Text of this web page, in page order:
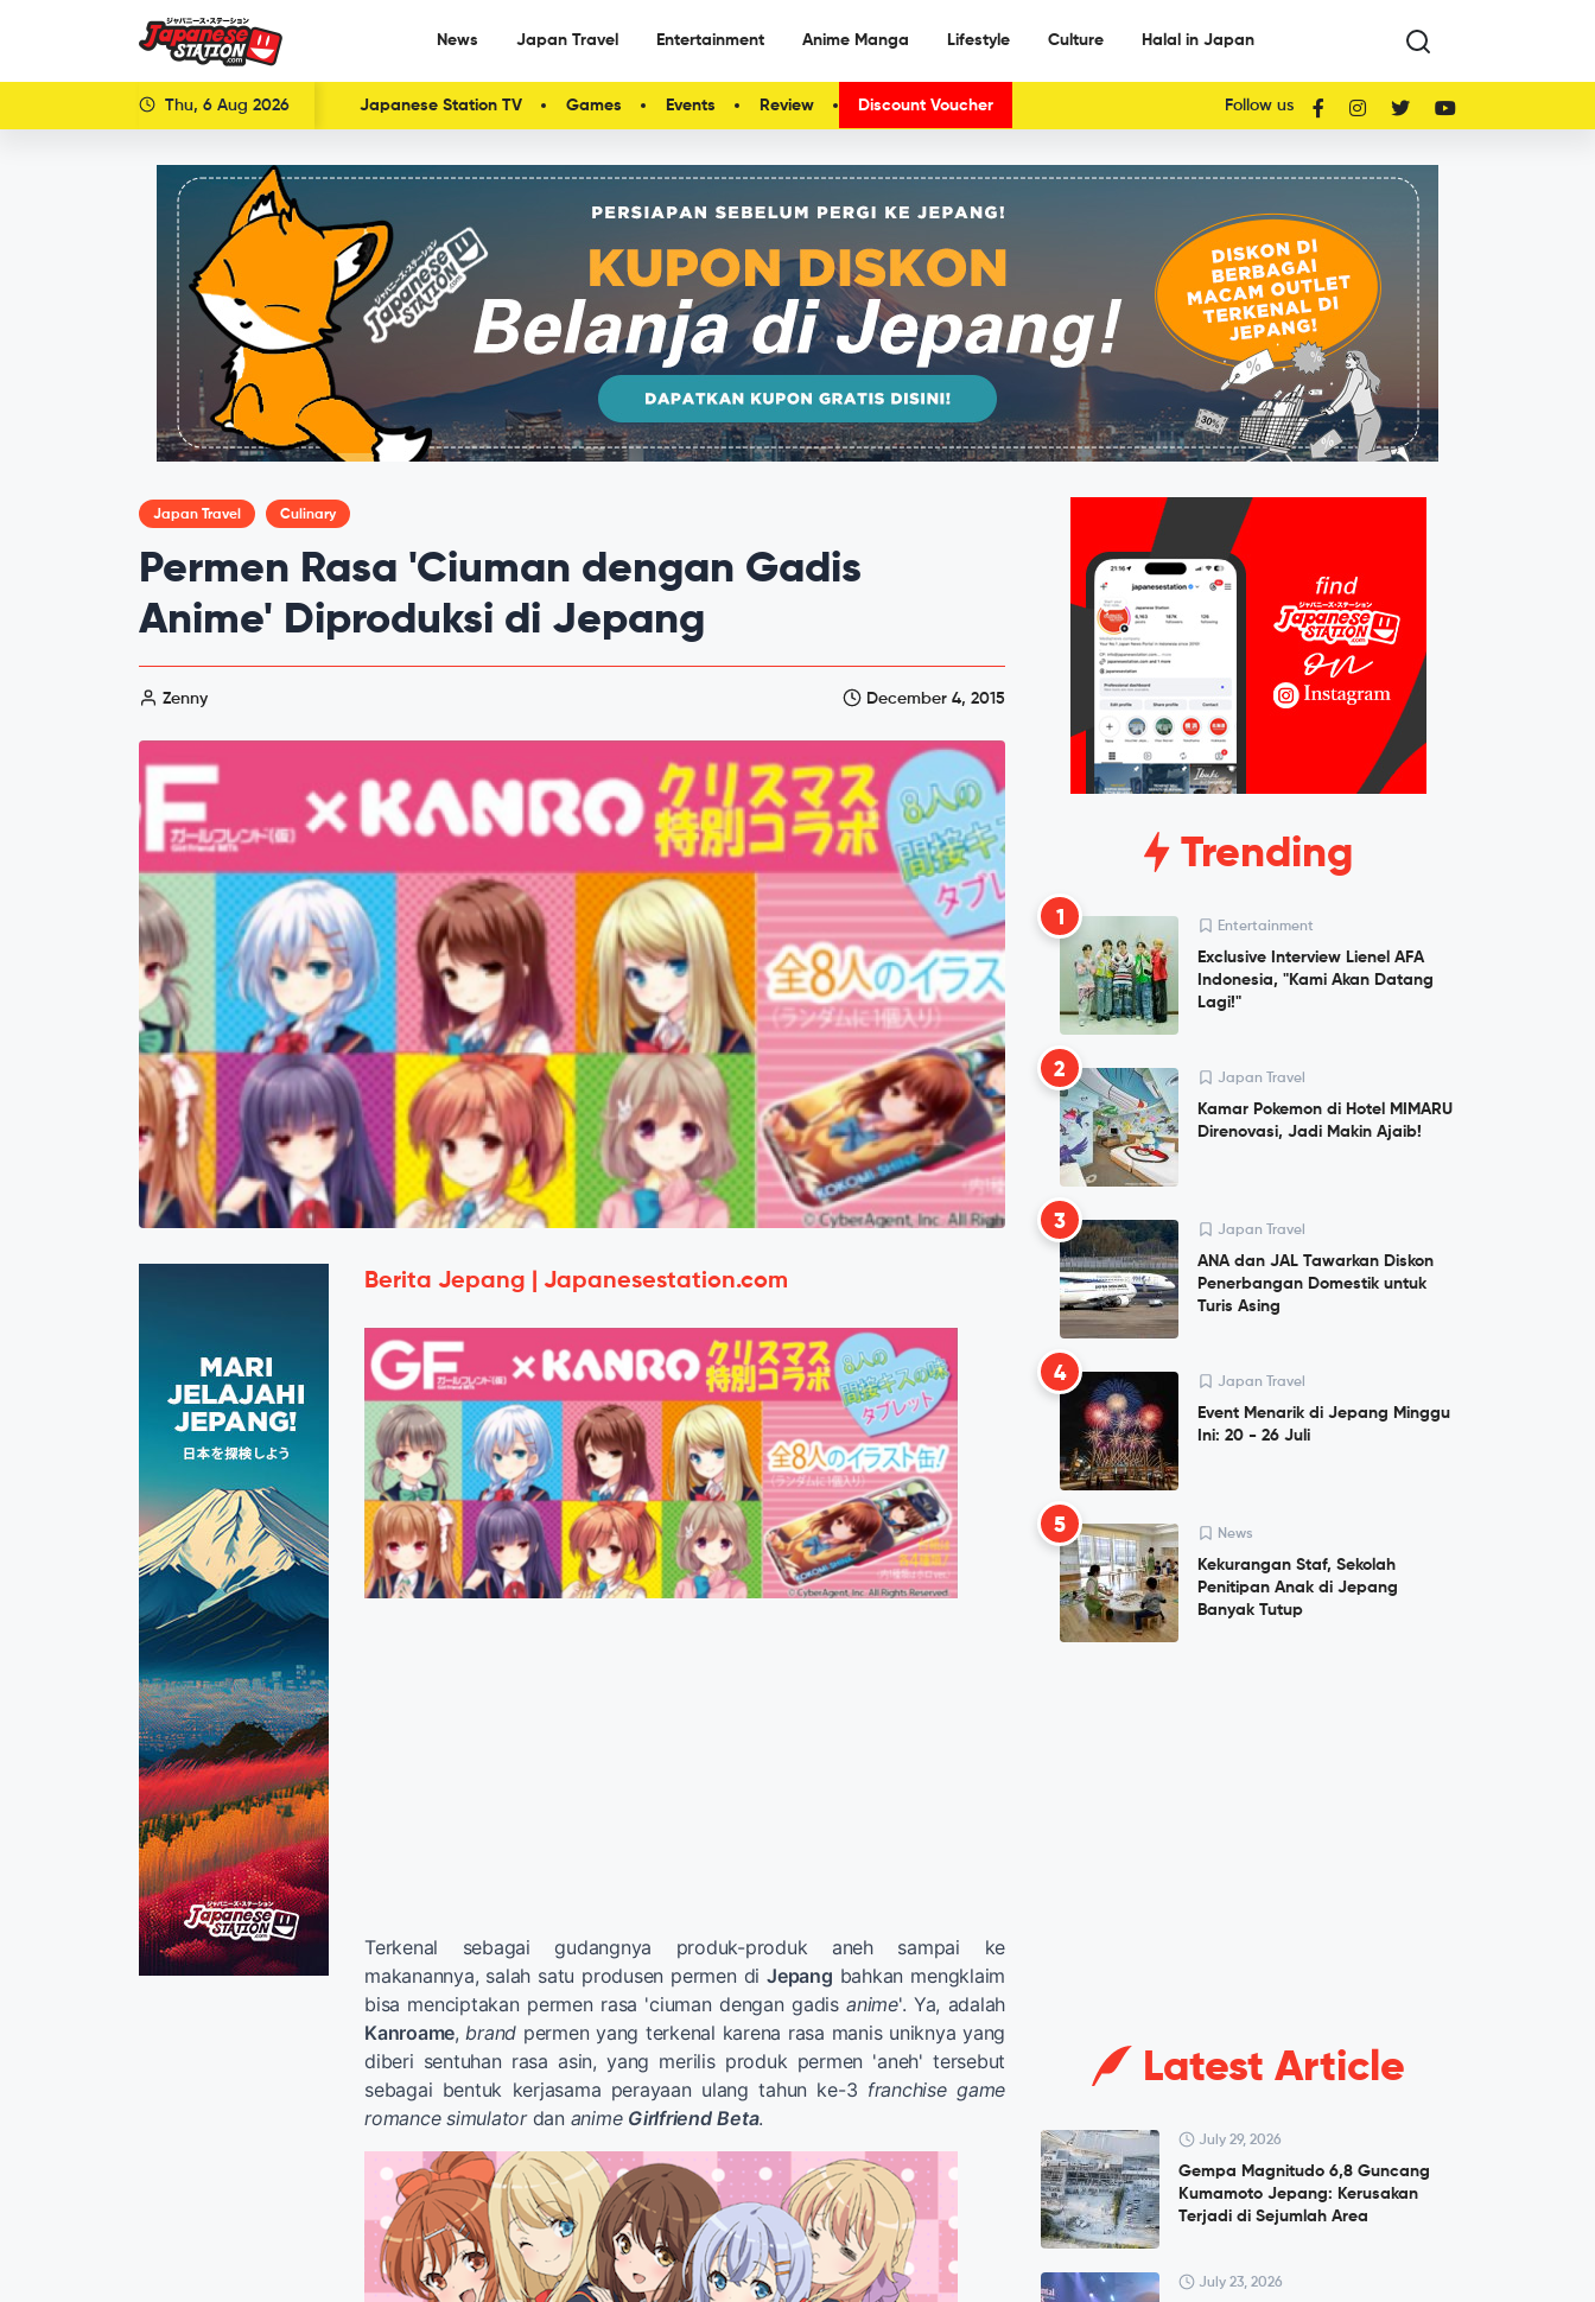
News Japan Travel Entertainment Anime Manga Lifestyle Culture Halal in Japan
Thu, 6 Aug 2026 Japanese Station TV Games Events Review Discount Voucher Follow us
Japan Travel Culinary
Permen Rasa 'Ciuman dengan Gadis
Anime' Diproduksi di Jepang
Zenny December 4, 2015
Berita Jepang | Japanesestation.com
Terkenal sebagai gudangnya produk-produk aneh sampai ke
makanannya, salah satu produsen permen diJepang bahkan mengklaim
bisa menciptakan permen rasa 'ciuman dengan gadisanime'. Ya, adalah
Kanroame,brand permen yang terkenal karena rasa manis uniknya yang
diberi sentuhan rasa asin, yang merilis produk permen 'aneh' tersebut
sebagai bentuk kerjasama perayaan ulang tahun ke-3 franchise game
romance simulatordan anime Girlfriend Beta.
Trending
1 Entertainment
Exclusive Interview Lienel AFA
Indonesia, "Kami Akan Datang
Lagi!"
2 Japan Travel
Kamar Pokemon di Hotel MIMARU
Direnovasi, Jadi Makin Ajaib!
3 Japan Travel
ANA dan JAL Tawarkan Diskon
Penerbangan Domestik untuk
Turis Asing
4 Japan Travel
Event Menarik di Jepang Minggu
Ini: 20 - 26 Juli
5 News
Kekurangan Staf, Sekolah
Penitipan Anak di Jepang
Banyak Tutup
Latest Article
July 29, 2026
Gempa Magnitudo 6,8 Guncang
Kumamoto Jepang: Kerusakan
Terjadi di Sejumlah Area
July 23, 2026